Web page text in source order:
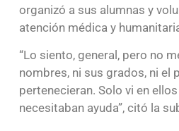
organizó a sus alumnas y
atención médica y
“Lo siento, general, pero no
nombres, ni sus grados, ni el
pertenecieran. Solo vi en
necesitaban ayuda”, citó la